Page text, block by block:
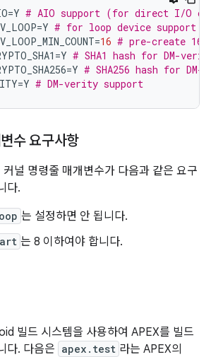
=Y # AIO support (for direct I/O on
=Y # for loop device support
=16 # pre-create 16
=Y # SHA1 hash for DM-
=Y # SHA256 hash for
=Y # DM-verity support
수 요구사항
널 명령줄 매개변수가 다음과 같은 요구
다.
는 설정하면 안 됩니다.
는 8 이하여야 합니다.
빌드 시스템을 사용하여 APEX를 빌드
다. 다음은 apex.test 라는 APEX의